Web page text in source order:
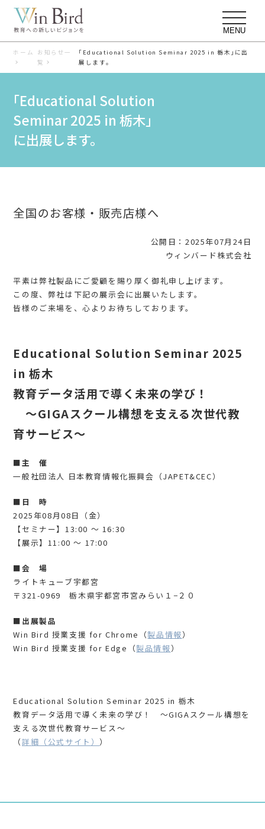
MENU
ホーム
お知らせ一
覧
｢Educational Solution Seminar 2025 in 栃木｣に出
展します。
｢Educational Solution
Seminar 2025 in 栃木｣
に出展します。
全国のお客様・販売店様へ
公開日：2025年07月24日
ウィンバード株式会社
平素は弊社製品にご愛顧を賜り厚く御礼申し上げます。
この度、弊社は下記の展示会に出展いたします。
皆様のご来場を、心よりお待ちしております。
Educational Solution Seminar 2025
in 栃木
教育データ活用で導く未来の学び！
～GIGAスクール構想を支える次世代教
育サービス～
■主 催
一般社団法人 日本教育情報化振興会（JAPET&CEC）
■日 時
2025年08月08日（金）
【セミナー】13:00 ～ 16:30
【展示】11:00 ～ 17:00
■会 場
ライトキューブ宇都宮
〒321-0969 栃木県宇都宮市宮みらい１−２０
■出展製品
Win Bird 授業支援 for Chrome（製品情報）
Win Bird 授業支援 for Edge（製品情報）
Educational Solution Seminar 2025 in 栃木
教育データ活用で導く未来の学び！ ～GIGAスクール構想を
支える次世代教育サービス～
（詳細（公式サイト））